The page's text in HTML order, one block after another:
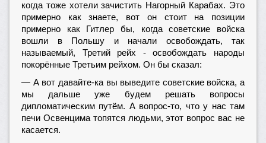
когда тоже хотели зачистить Нагорный Карабах. Это
примерно как знаете, вот он стоит на позиции
примерно как Гитлер бы, когда советские войска
вошли в Польшу и начали освобождать, так
называемый, Третий рейх - освобождать народы
покорённые Третьим рейхом. Он бы сказал:
— А вот давайте-ка вы выведите советские войска, а
мы дальше уже будем решать вопросы
дипломатическим путём. А вопрос-то, что у нас там
печи Освенцима топятся людьми, этот вопрос вас не
касается.